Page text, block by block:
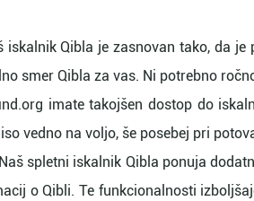
iskalnik Qibla je zasnovan tako, da
smer Qibla za vas. Ni potrebno
imate takojšen dostop do
vedno na voljo, še posebej pri
spletni iskalnik Qibla ponuja
o Qibli. Te funkcionalnosti